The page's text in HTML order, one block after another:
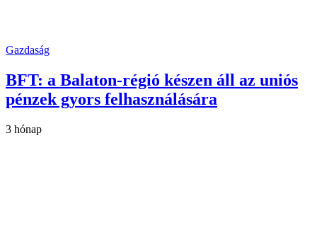
Gazdaság
BFT: a Balaton-régió készen áll az uniós
pénzek gyors felhasználására
3 hónap